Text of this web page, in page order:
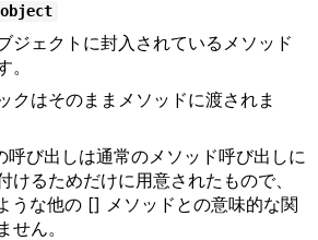
ジェクトに封入されているメソッド
。
クはそのままメソッドに渡されま
び出しは通常のメソッド呼び出しに
けるためだけに用意されたもので、
うな他の [] メソッドとの意味的な関
せん。